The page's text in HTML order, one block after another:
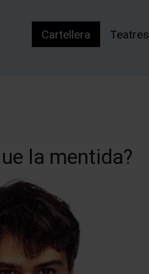
Cartellera Teatres
la mentida?